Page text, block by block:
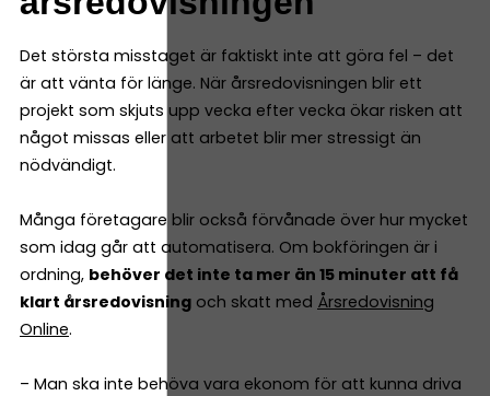
Det största misstaget är faktiskt inte att göra fel – det
är att vänta för länge. När årsredovisningen blir ett
projekt som skjuts upp vecka efter vecka ökar risken att
något missas eller att arbetet blir mer stressigt än
nödvändigt.
Många företagare blir också förvånade över hur mycket
som idag går att automatisera. Om bokföringen är i
ordning, behöver det inte ta mer än 15 minuter att få
klart årsredovisning och skatt med Årsredovisning
Online.
– Man ska inte behöva vara ekonom för att kunna driva